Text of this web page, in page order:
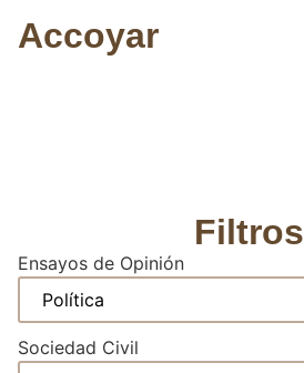
Accoyar
Filtros
Ensayos de Opinión
Sociedad Civil